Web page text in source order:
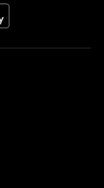
(opens in a new tab)